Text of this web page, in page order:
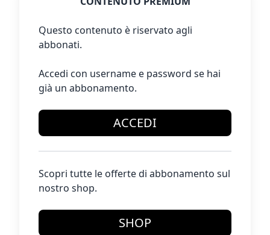
Questo contenuto è riservato agli
abbonati.
Accedi con username e password se hai
già un abbonamento.
ACCEDI
Scopri tutte le offerte di abbonamento sul
nostro shop.
SHOP